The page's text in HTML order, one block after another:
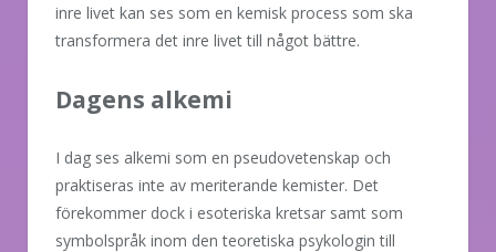
inre livet kan ses som en kemisk process som ska
transformera det inre livet till något bättre.
Dagens alkemi
I dag ses alkemi som en pseudovetenskap och
praktiseras inte av meriterande kemister. Det
förekommer dock i esoteriska kretsar samt som
symbolspråk inom den teoretiska psykologin till